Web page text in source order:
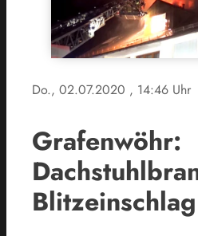
Do., 02.07.2020 , 14:46 Uhr
Grafenwöhr:
Blitzeinschlag